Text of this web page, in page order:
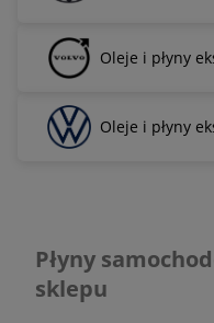
Oleje i płyny
Oleje i płyny
Płyny
sklepu